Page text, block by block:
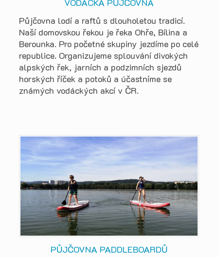
Půjčovna lodí a raftů s dlouholetou tradicí.
Naší domovskou řekou je řeka Ohře, Bílina a
Berounka. Pro početné skupiny jezdíme po celé
republice. Organizujeme splouvání divokých
alpských řek, jarních a podzimních sjezdů
horských říček a potoků a účastníme se
známých vodáckých akcí v ČR.
PŮJČOVNA PADDLEBOARDŮ